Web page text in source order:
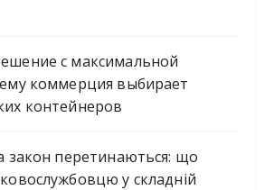
с максимальной
коммерция выбирает
контейнеров
закон перетинаються: що
у складній